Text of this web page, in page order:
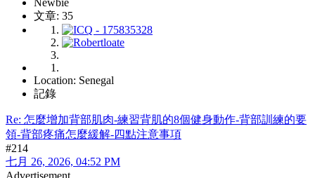
Newbie
文章: 35
Location: Senegal
記錄
Re: 怎麼增加背部肌肉-練習背肌的8個健身動作-背部訓練的要
領-背部疼痛怎麼緩解-四點注意事項
#214
七月 26, 2026, 04:52 PM